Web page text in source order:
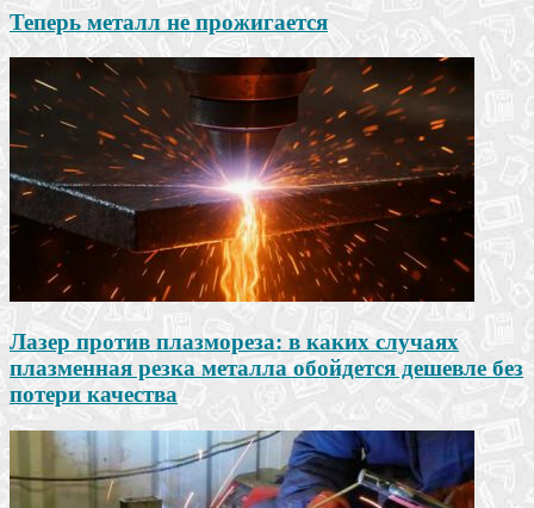
Теперь металл не прожигается
Лазер против плазмореза: в каких случаях
плазменная резка металла обойдется дешевле без
потери качества